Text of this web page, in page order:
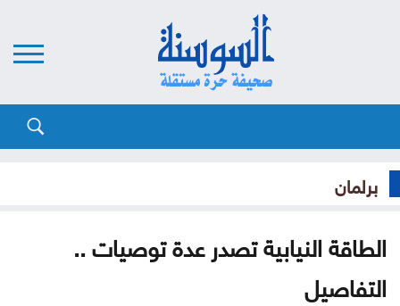
برلمان
الطاقة النيابية تصدر عدة توصيات ..
التفاصيل